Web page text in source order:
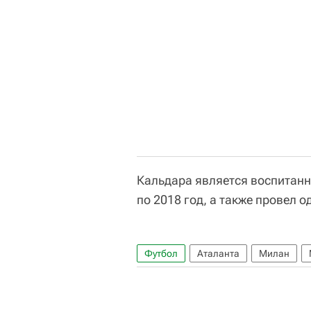
Кальдара является
по 2018 год, а также провел
Футбол Аталанта Милан